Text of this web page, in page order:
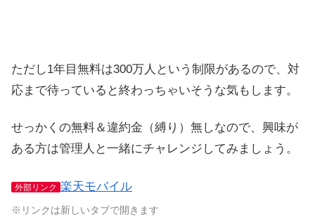
ただし1年目無料は300万人という制限があるので、対
応まで待っていると終わっちゃいそうな気もします。
せっかくの無料＆違約金（縛り）無しなので、興味が
ある方は管理人と一緒にチャレンジしてみましょう。
外部リンク 楽天モバイル
※リンクは新しいタブで開きます